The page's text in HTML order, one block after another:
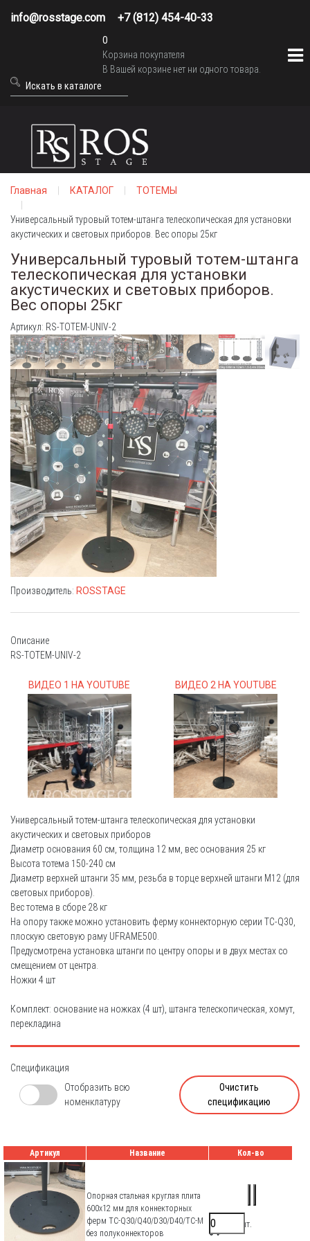
info@rosstage.com +7 (812) 454-40-33
0
Корзина покупателя
В Вашей корзине нет ни одного товара.
Главная КАТАЛОГ ТОТЕМЫ
Универсальный туровый тотем-штанга телескопическая для установки
акустических и световых приборов. Вес опоры 25кг
Универсальный туровый тотем-штанга
телескопическая для установки
акустических и световых приборов.
Вес опоры 25кг
Артикул: RS-TOTEM-UNIV-2
Производитель: ROSSTAGE
Описание
RS-TOTEM-UNIV-2
ВИДЕО 1 НА YOUTUBE ВИДЕО 2 НА YOUTUBE
Универсальный тотем-штанга телескопическая для установки
акустических и световых приборов
Диаметр основания 60 см, толщина 12 мм, вес основания 25 кг
Высота тотема 150-240 см
Диаметр верхней штанги 35 мм, резьба в торце верхней штанги М12 (для
световых приборов).
Вес тотема в сборе 28 кг
На опору также можно установить ферму коннекторную серии TC-Q30,
плоскую световую раму UFRAME500.
Предусмотрена установка штанги по центру опоры и в двух местах со
смещением от центра.
Ножки 4 шт
Комплект: основание на ножках (4 шт), штанга телескопическая, хомут,
перекладина
Спецификация
Отобразить всю
номенклатуру
Очистить
спецификацию
Артикул Название Кол-во
Опорная стальная круглая плита
600х12 мм для коннекторных
ферм TC-Q30/Q40/D30/D40/TC-M
без полуконнекторов
17600 ₽/шт.
0 ₽